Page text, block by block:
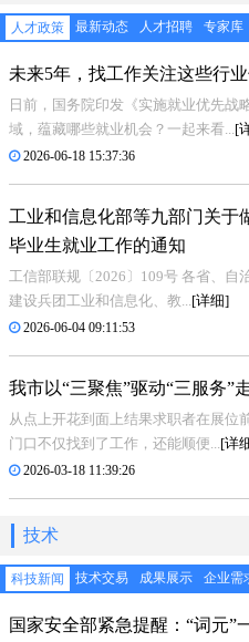
人才政策 最新动态 人才招聘 专家库
未来5年，找工作关注这些行业
日前，国务院印发《实施就业优先战
域，蕴藏哪些就业机会？一起来看... [
2026-06-18 15:37:36
工业和信息化部等九部门关于
毕业生就业工作的通知
工信部联规〔2026〕109号 各省、自
建设兵团工业和信息化、教... [详细]
2026-06-04 09:11:53
我市以“三聚焦”驱动“三服务”
从点上开花到面上结果求职者在展位
门口不仅找到了工作，还能顺便... [详
2026-03-18 11:39:26
技术
科技新闻 技术交易 成果展示 企业需
国家安全部紧急提醒：“词元”